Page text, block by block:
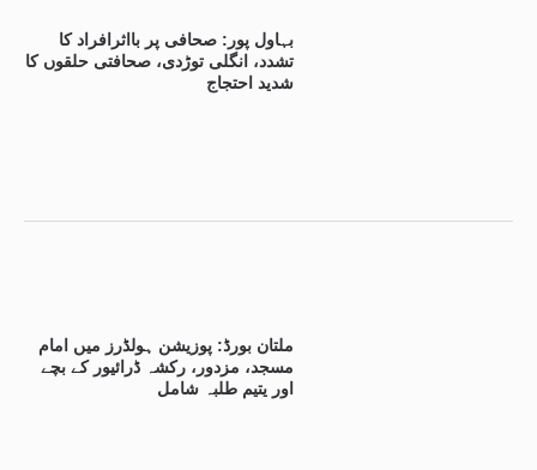
بہاول پور: صحافی پر بااثرافراد کا
تشدد، انگلی توڑدی، صحافتی حلقوں کا
شدید احتجاج
ملتان بورڈ: پوزیشن ہولڈرز میں امام
مسجد، مزدور، رکشہ ڈرائیور کے بچے
اور یتیم طلبہ شامل